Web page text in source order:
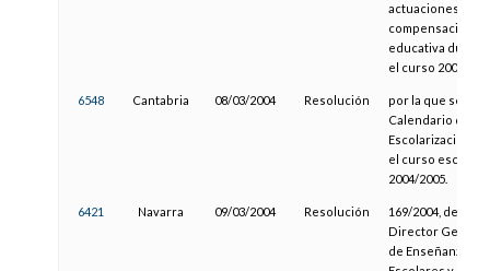
actuaciones de
compensación
educativa
el curso 2004/
6548 Cantabria 08/03/2004 Resolución
por la que se fija
Calendario de
Escolarización
el curso escolar
2004/2005.
6421 Navarra 09/03/2004 Resolución
169/2004, del
Director General
de Enseñanzas